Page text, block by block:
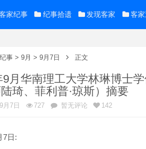
家纪事 纪事拾遗 发现客家 客
事 > 9月 > 9月7日 正文
9月华南理工大学林琳博士
琦、菲利普·琼斯）摘要
月7日 727 暂无评论 142
7日: